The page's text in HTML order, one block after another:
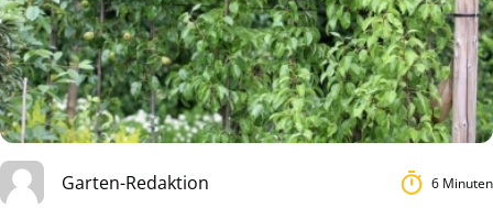
Garten-Redaktion 6 Minuten